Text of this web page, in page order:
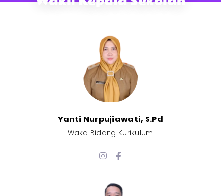
Yanti Nurpujiawati, S.Pd
Waka Bidang Kurikulum